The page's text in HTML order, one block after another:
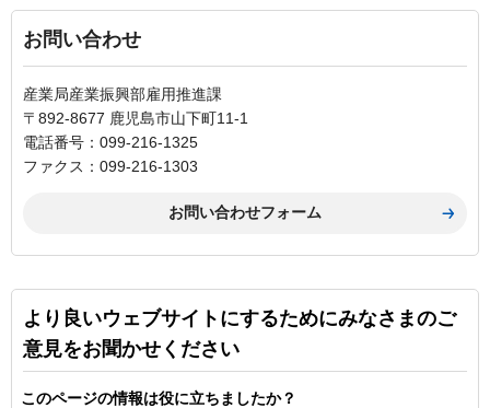
お問い合わせ
産業局産業振興部雇用推進課
〒892-8677 鹿児島市山下町11-1
電話番号：099-216-1325
ファクス：099-216-1303
より良いウェブサイトにするためにみなさまのご
意見をお聞かせください
このページの情報は役に立ちましたか？